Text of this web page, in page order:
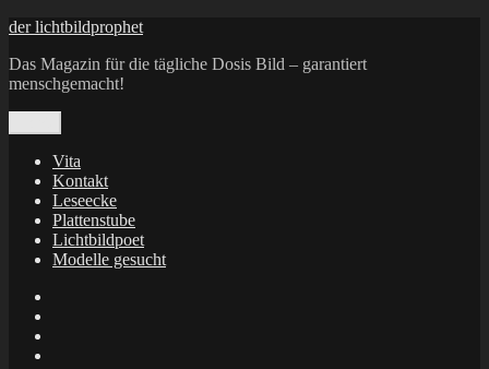
Zum
springen
der lichtbildprophet
Das Magazin für die tägliche Dosis Bild – garantiert
menschgemacht!
Vita
Kontakt
Leseecke
Plattenstube
Lichtbildpoet
Modelle gesucht